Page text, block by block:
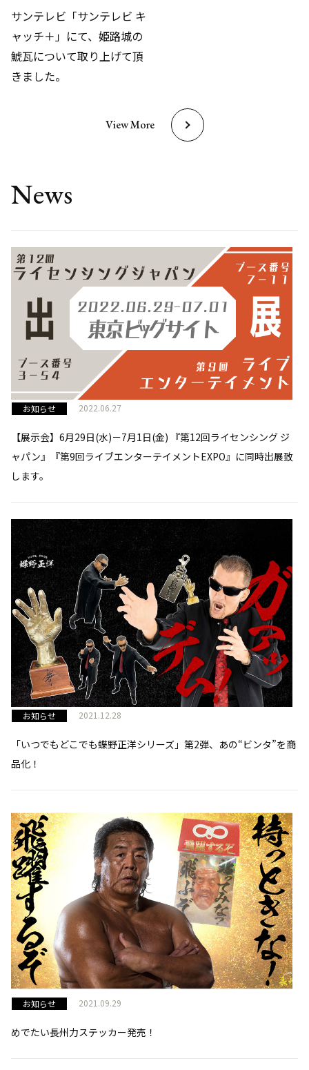
サンテレビ「サンテレビ キ
ャッチ＋」にて、姫路城の
鯱瓦について取り上げて頂
きました。
View More
News
お知らせ 2022.06.27
【展示会】6月29日(水)－7月1日(金) 『第12回ライセンシング ジ
ャパン』『第9回ライブエンターテイメントEXPO』に同時出展致
します。
お知らせ 2021.12.28
「いつでもどこでも蝶野正洋シリーズ」第2弾、あの“ビンタ”を商
品化！
お知らせ 2021.09.29
めでたい長州力ステッカー発売！